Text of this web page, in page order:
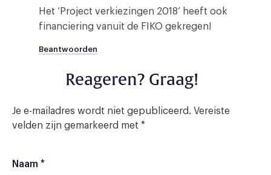
Het ‘Project verkiezingen 2018’ heeft ook
financiering vanuit de FIKO gekregen!
Beantwoorden
Reageren? Graag!
Je e-mailadres wordt niet gepubliceerd. Vereiste
velden zijn gemarkeerd met *
Naam *